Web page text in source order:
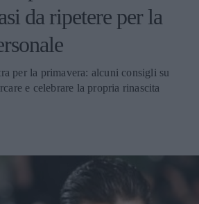
da ripetere per la
per la primavera: alcuni consigli su
e celebrare la propria rinascita